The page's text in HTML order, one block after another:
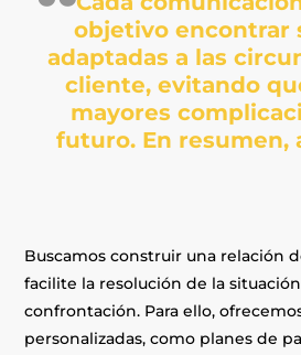
objetivo encontrar
adaptadas a las
cliente, evitando
mayores
futuro. En resumen,
Buscamos construir una relación
facilite la resolución de la
confrontación. Para ello,
personalizadas, como planes de